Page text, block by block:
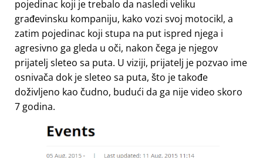
pojedinac koji je trebalo da nasledi veliku
građevinsku kompaniju, kako vozi svoj motocikl, a
zatim pojedinac koji stupa na put ispred njega i
agresivno ga gleda u oči, nakon čega je njegov
prijatelj sleteo sa puta. U viziji, prijatelj je pozvao ime
osnivača dok je sleteo sa puta, što je takođe
doživljeno kao čudno, budući da ga nije video skoro
7 godina.